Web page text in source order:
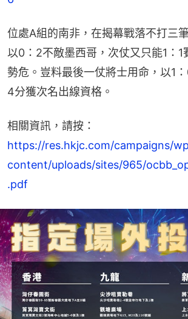
位處A組的南非，在揭幕戰落不打三
以0：2不敵墨西哥，次仗又只能1：1
勢危。豈料最後一仗將士用命，以1
4分獲次名出線資格。
相關資訊，請按：
https://res.hkjc.com/campaigns/
content/uploads/sites/965/
.pdf